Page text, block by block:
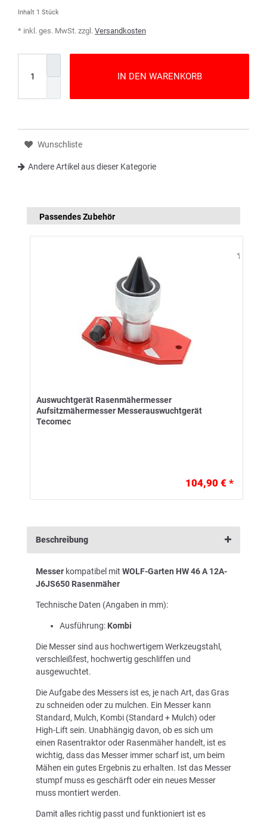
Inhalt 1 Stück
* inkl. ges. MwSt. zzgl. Versandkosten
IN DEN WARENKORB
Wunschliste
Andere Artikel aus dieser Kategorie
Passendes Zubehör
Auswuchtgerät Rasenmähermesser
Aufsitzmähermesser Messerauswuchtgerät
Tecomec
104,90 € *
Beschreibung
Messer kompatibel mit WOLF-Garten HW 46 A 12A-
J6JS650 Rasenmäher
Technische Daten (Angaben in mm):
Ausführung: Kombi
Die Messer sind aus hochwertigem Werkzeugstahl,
verschleißfest, hochwertig geschliffen und
ausgewuchtet.
Die Aufgabe des Messers ist es, je nach Art, das Gras
zu schneiden oder zu mulchen. Ein Messer kann
Standard, Mulch, Kombi (Standard + Mulch) oder
High-Lift sein. Unabhängig davon, ob es sich um
einen Rasentraktor oder Rasenmäher handelt, ist es
wichtig, dass das Messer immer scharf ist, um beim
Mähen ein gutes Ergebnis zu erhalten. Ist das Messer
stumpf muss es geschärft oder ein neues Messer
muss montiert werden.
Damit alles richtig passt und funktioniert ist es